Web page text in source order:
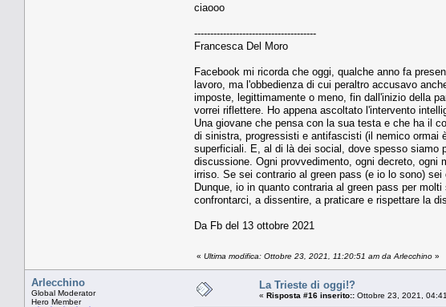
ciaooo
--------------------------------------
Francesca Del Moro
Facebook mi ricorda che oggi, qualche anno fa
lavoro, ma l'obbedienza di cui peraltro accusavo
imposte, legittimamente o meno, fin dall'inizio della
vorrei riflettere. Ho appena ascoltato l'intervento
Una giovane che pensa con la sua testa e che ha il
di sinistra, progressisti e antifascisti (il nemico ormai
superficiali. E, al di là dei social, dove spesso siamo
discussione. Ogni provvedimento, ogni decreto,
irriso. Se sei contrario al green pass (e io lo sono)
Dunque, io in quanto contraria al green pass per
confrontarci, a dissentire, a praticare e rispettare la
Da Fb del 13 ottobre 2021
« Ultima modifica: Ottobre 23, 2021, 11:20:51 am da Arlecchino »
Arlecchino
Global Moderator
Hero Member
La Trieste di oggi!?
« Risposta #16 inserito:: Ottobre 23, 2021,